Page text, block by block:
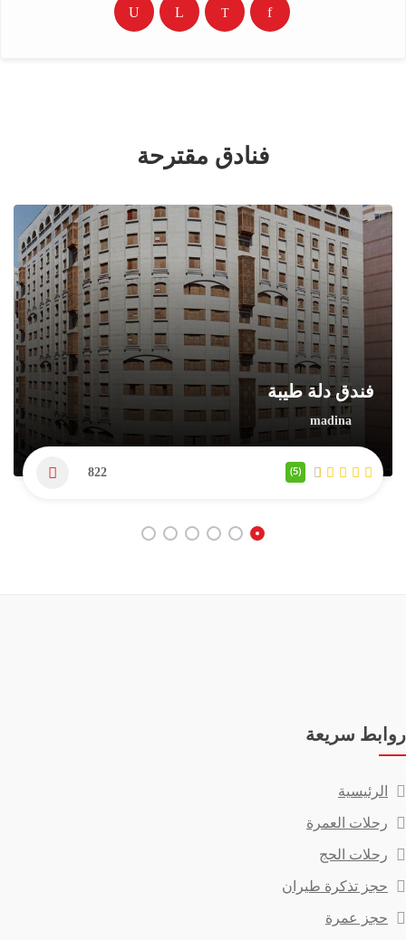
فنادق مقترحة
فندق دلة طيبة
(5)
822
روابط سريعة
الرئيسية
رحلات العمرة
رحلات الحج
حجز تذكرة طيران
حجز عمرة